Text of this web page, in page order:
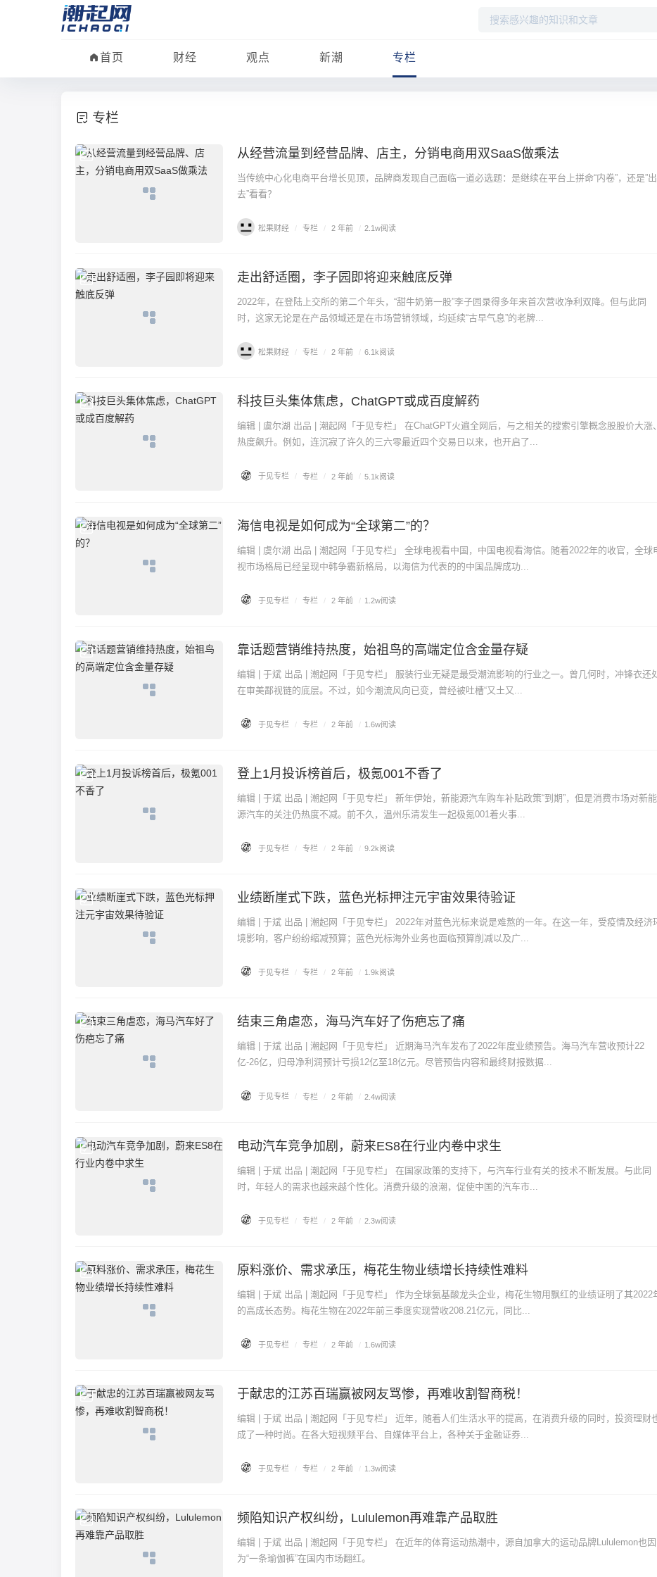
首页 财经 观点 新潮 专栏
专栏
专栏
从经营流量到经营品牌、店主，分销电商用双SaaS做乘法
当传统中心化电商平台增长见顶，品牌商发现自己面临一道必选题：是继续在平台上拼命“内卷”，还是”出
去”看看？
松果财经 / 专栏 / 2 年前 / 2.1w阅读
专栏
走出舒适圈，李子园即将迎来触底反弹
2022年，在登陆上交所的第二个年头，“甜牛奶第一股”李子园录得多年来首次营收净利双降。但与此同
时，这家无论是在产品领域还是在市场营销领域，均延续“古早气息”的老牌...
松果财经 / 专栏 / 2 年前 / 6.1k阅读
科技巨头集体焦虑，ChatGPT或成百度解药
编辑 | 虞尔湖 出品 | 潮起网「于见专栏」 在ChatGPT火遍全网后，与之相关的搜索引擎概念股股价大涨、
热度飙升。例如，连沉寂了许久的三六零最近四个交易日以来，也开启了...
于见专栏 / 专栏 / 2 年前 / 5.1k阅读
专栏
海信电视是如何成为“全球第二”的？
编辑 | 虞尔湖 出品 | 潮起网「于见专栏」 全球电视看中国，中国电视看海信。随着2022年的收官，全球电
视市场格局已经呈现中韩争霸新格局，以海信为代表的的中国品牌成功...
于见专栏 / 专栏 / 2 年前 / 1.2w阅读
专栏
靠话题营销维持热度，始祖鸟的高端定位含金量存疑
编辑 | 于斌 出品 | 潮起网「于见专栏」 服装行业无疑是最受潮流影响的行业之一。曾几何时，冲锋衣还处
在审美鄙视链的底层。不过，如今潮流风向已变，曾经被吐槽“又土又...
于见专栏 / 专栏 / 2 年前 / 1.6w阅读
专栏
登上1月投诉榜首后，极氪001不香了
编辑 | 于斌 出品 | 潮起网「于见专栏」 新年伊始，新能源汽车购车补贴政策“到期”，但是消费市场对新能
源汽车的关注仍热度不减。前不久，温州乐清发生一起极氪001着火事...
于见专栏 / 专栏 / 2 年前 / 9.2k阅读
专栏
业绩断崖式下跌，蓝色光标押注元宇宙效果待验证
编辑 | 于斌 出品 | 潮起网「于见专栏」 2022年对蓝色光标来说是难熬的一年。在这一年，受疫情及经济环
境影响，客户纷纷缩减预算；蓝色光标海外业务也面临预算削减以及广...
于见专栏 / 专栏 / 2 年前 / 1.9k阅读
结束三角虐恋，海马汽车好了伤疤忘了痛
编辑 | 于斌 出品 | 潮起网「于见专栏」 近期海马汽车发布了2022年度业绩预告。海马汽车营收预计22
亿-26亿，归母净利润预计亏损12亿至18亿元。尽管预告内容和最终财报数据...
于见专栏 / 专栏 / 2 年前 / 2.4w阅读
专栏
电动汽车竞争加剧，蔚来ES8在行业内卷中求生
编辑 | 于斌 出品 | 潮起网「于见专栏」 在国家政策的支持下，与汽车行业有关的技术不断发展。与此同
时，年轻人的需求也越来越个性化。消费升级的浪潮，促使中国的汽车市...
于见专栏 / 专栏 / 2 年前 / 2.3w阅读
专栏
原料涨价、需求承压，梅花生物业绩增长持续性难料
编辑 | 于斌 出品 | 潮起网「于见专栏」 作为全球氨基酸龙头企业，梅花生物用飘红的业绩证明了其2022年
的高成长态势。梅花生物在2022年前三季度实现营收208.21亿元，同比...
于见专栏 / 专栏 / 2 年前 / 1.6w阅读
专栏
于献忠的江苏百瑞赢被网友骂惨，再难收割智商税！
编辑 | 于斌 出品 | 潮起网「于见专栏」 近年，随着人们生活水平的提高，在消费升级的同时，投资理财也
成了一种时尚。在各大短视频平台、自媒体平台上，各种关于金融证券...
于见专栏 / 专栏 / 2 年前 / 1.3w阅读
专栏
频陷知识产权纠纷，Lululemon再难靠产品取胜
编辑 | 于斌 出品 | 潮起网「于见专栏」 在近年的体育运动热潮中，源自加拿大的运动品牌Lululemon也因
为“一条瑜伽裤”在国内市场翻红。